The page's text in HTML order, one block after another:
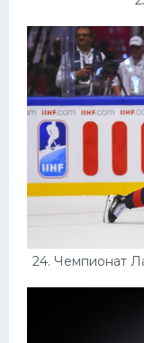
24. Чемпионат